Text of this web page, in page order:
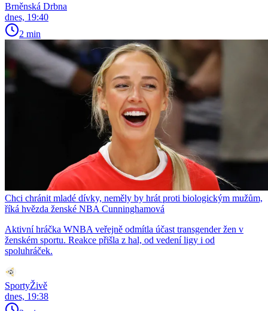
Brněnská Drbna
dnes, 19:40
2 min
Chci chránit mladé dívky, neměly by hrát proti biologickým mužům,
říká hvězda ženské NBA Cunninghamová
Aktivní hráčka WNBA veřejně odmítla účast transgender žen v
ženském sportu. Reakce přišla z hal, od vedení ligy i od
spoluhráček.
SportyŽivě
dnes, 19:38